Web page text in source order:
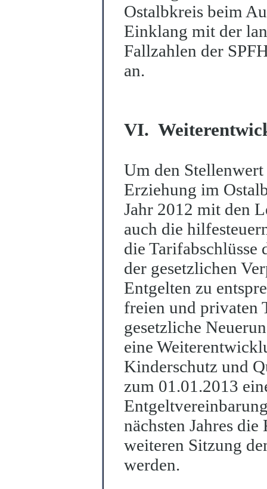
Ostalbkreis beim
Einklang mit der
Fallzahlen der
an.
VI.
Um den
Erziehung im
Jahr 2012 mit den
auch die
die Tarifabschlüsse
der gesetzlichen
Entgelten zu
freien und privaten
gesetzliche
eine
Kinderschutz und
zum 01.01.2013
nächsten Jahres
weiteren Sitzung
werden.